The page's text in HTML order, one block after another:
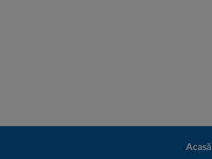
Acasă